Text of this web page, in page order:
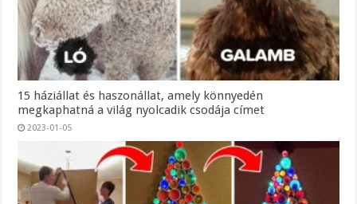
15 háziállat és haszonállat, amely könnyedén
megkaphatná a világ nyolcadik csodája címet
2023-01-05